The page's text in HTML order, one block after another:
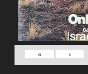
›
»